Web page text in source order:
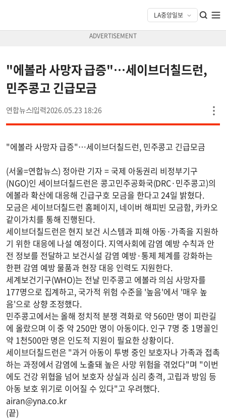
"에볼라 사망자 급증"…세이브더칠드런,
민주콩고 긴급모금
연합뉴스 2026.05.23 18:26
"에볼라 사망자 급증"…세이브더칠드런, 민주콩고 긴급모금
(서울=연합뉴스) 정아란 기자 = 국제 아동권리 비정부기구
(NGO)인 세이브더칠드런은 콩고민주공화국(DRC·민주콩고)의
에볼라 확산에 대응해 긴급구호 모금을 한다고 24일 밝혔다.
모금은 세이브더칠드런 홈페이지, 네이버 해피빈 모금함, 카카오
같이가치를 통해 진행된다.
세이브더칠드런은 현지 보건 시스템과 피해 아동·가족을 지원하
기 위한 대응에 나설 예정이다. 지역사회에 감염 예방 수칙과 안
전 정보를 전달하고 보건시설 감염 예방·통제 체계를 강화하는
한편 감염 예방 물품과 현장 대응 인력도 지원한다.
세계보건기구(WHO)는 전날 민주콩고 에볼라 의심 사망자를
177명으로 집계하고, 국가적 위험 수준을 '높음'에서 '매우 높
음'으로 상향 조정했다.
민주콩고에서는 올해 정치적 분쟁 격화로 약 560만 명이 피란길
에 올랐으며 이 중 약 250만 명이 아동이다. 인구 7명 중 1명꼴인
약 1천500만 명은 인도적 지원이 필요한 상황이다.
세이브더칠드런은 "과거 아동이 투병 중인 보호자나 가족과 접촉
하는 과정에서 감염에 노출돼 높은 사망 위험을 겪었다"며 "이번
에도 건강 위협을 넘어 보호자 상실과 심리 충격, 고립과 방임 등
아동 보호 위기로 이어질 수 있다"고 우려했다.
airan@yna.co.kr
(끝)